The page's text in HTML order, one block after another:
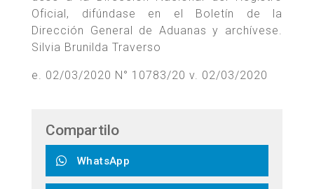
Oficial, difúndase en el Boletín de la
Dirección General de Aduanas y archívese.
Silvia Brunilda Traverso
e. 02/03/2020 N° 10783/20 v. 02/03/2020
Compartilo
WhatsApp